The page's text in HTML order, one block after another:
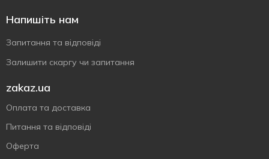
Напишіть нам
Запитання та відповіді
Залишити скаргу чи запитання
zakaz.ua
Оплата та доставка
Питання та відповіді
Оферта